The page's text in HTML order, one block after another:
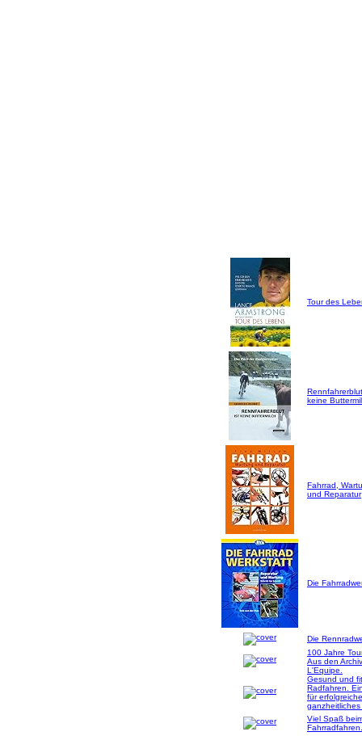
Tour des
keine
Fahrrad,
und Reparatur
Die
Die
100 Jahre
Aus den
L'Equipe.
Gesund und
Radfahren.
für
Viel Spaß
Fahrradfahren.